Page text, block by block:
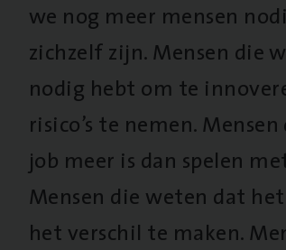
we nog meer mensen
zichzelf zijn. Mensen die
nodig hebt om te
risico’s te nemen.
job meer is dan spelen
Mensen die weten dat
het verschil te maken.